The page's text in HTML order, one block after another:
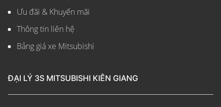
Ưu đãi & Khuyến mãi
Thông tin liên hệ
Bảng giá xe Mitsubishi
ĐẠI LÝ 3S MITSUBISHI KIÊN GIANG